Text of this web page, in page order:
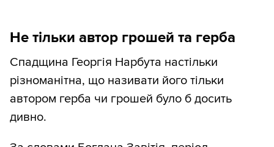
Не тільки автор грошей та герба
Спадщина Георгія Нарбута настільки
різноманітна, що називати його тільки
автором герба чи грошей було б досить
дивно.